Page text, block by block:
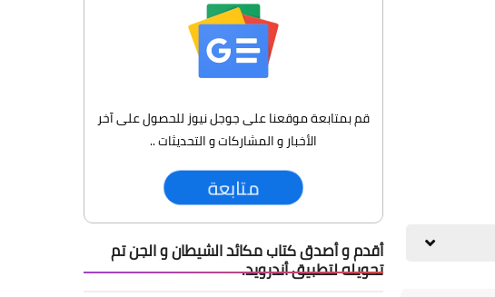
قم بمتابعة موقعنا على جوجل نيوز للحصول على آخر
الأخبار و المشاركات و التحديثات ..
متابعة
أقدم و أصدق كتاب مكائد الشيطان و الجن تم
تحويله لتطبيق أندرويد.